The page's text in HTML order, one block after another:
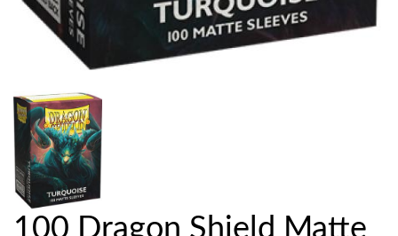
100 Dragon Shield Matte